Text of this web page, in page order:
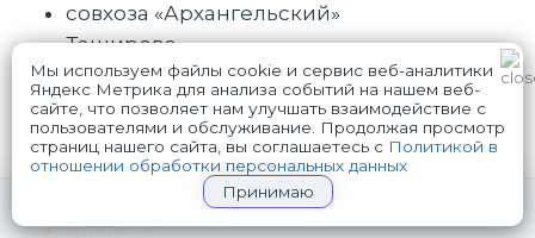
совхоза «Архангельский»
Таширово
Веселёво
Волчёнки
Глаголево
дома отдыха «Бекасово»
Алабино
СРОЧНЫЙ ВЫЗОВ НАРКОЛОГА+7(926)730-90-67
WhatsApp Telegram
Мы используем файлы cookie и сервис веб-аналитики
Яндекс Метрика для анализа событий на нашем веб-
сайте, что позволяет нам улучшать взаимодействие с
пользователями и обслуживание. Продолжая просмотр
страниц нашего сайта, вы соглашаетесь с Политикой в
отношении обработки персональных данных
Принимаю